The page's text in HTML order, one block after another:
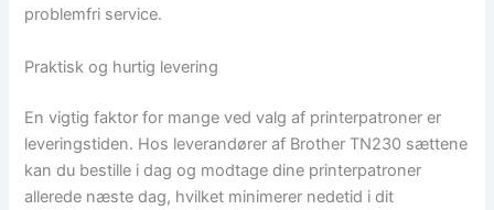
problemfri service.
Praktisk og hurtig levering
En vigtig faktor for mange ved valg af printerpatroner er
leveringstiden. Hos leverandører af Brother TN230 sættene
kan du bestille i dag og modtage dine printerpatroner
allerede næste dag, hvilket minimerer nedetid i dit